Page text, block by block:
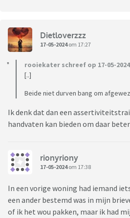
Dietloverzzz
17-05-2024om 17:27
rooiekater schreef op 17-05-2024
[..]
Beide niet durven bang om
Ik denk dat dan een
handvaten kan bieden om daar
rionyriony
17-05-2024om 17:38
In een vorige woning had iemand
een ander bestemd was in mijn
of ik het wou pakken, maar ik had